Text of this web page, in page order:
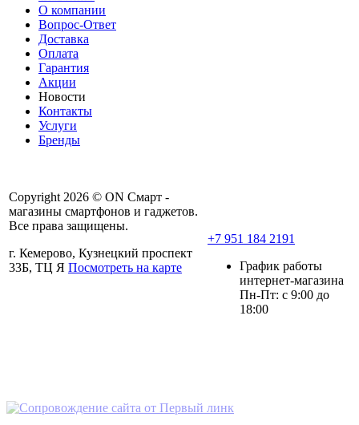
О компании
Вопрос-Ответ
Доставка
Оплата
Гарантия
Акции
Новости
Контакты
Услуги
Бренды
Copyright 2026 © ON Смарт -
магазины смартфонов и гаджетов.
Все права защищены.
г. Кемерово, Кузнецкий проспект
33Б, ТЦ Я Посмотреть на карте
+7 951 184 2191
График работы
интернет-магазина
Пн-Пт: с 9:00 до
18:00